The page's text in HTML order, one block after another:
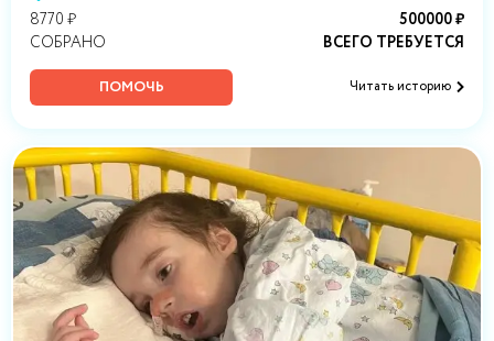
8770 ₽
СОБРАНО
500000 ₽
ВСЕГО ТРЕБУЕТСЯ
ПОМОЧЬ Читать историю